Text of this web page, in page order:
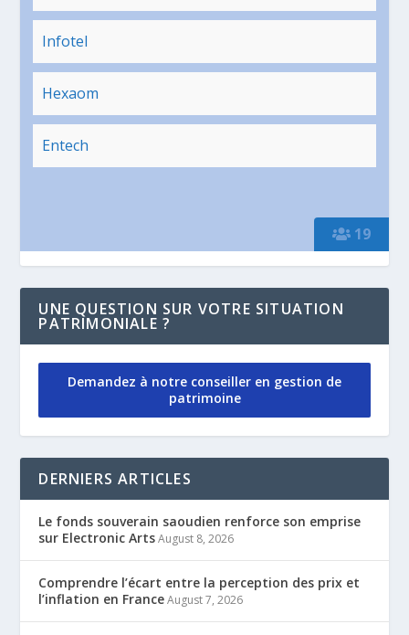
19
Infotel
Hexaom
Entech
UNE QUESTION SUR VOTRE SITUATION
PATRIMONIALE ?
Demandez à notre conseiller en gestion de
patrimoine
DERNIERS ARTICLES
Le fonds souverain saoudien renforce son emprise
sur Electronic Arts August 8, 2026
Comprendre l’écart entre la perception des prix et
l’inflation en France August 7, 2026